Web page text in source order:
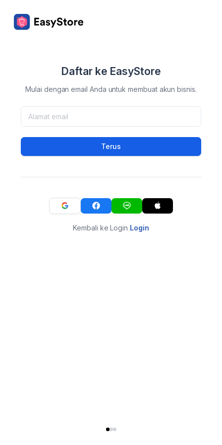
Daftar ke EasyStore
Mulai dengan email Anda untuk membuat akun bisnis.
Terus
Kembali ke Login Login